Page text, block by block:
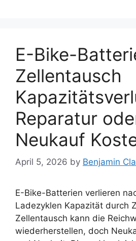
E-Bike-
Zellentausch
Reparatur
Neukauf
April 5, 2026 by Benjamin
E-Bike-Batterien verlieren
Ladezyklen Kapazität durch
Zellentausch kann die
wiederherstellen, doch